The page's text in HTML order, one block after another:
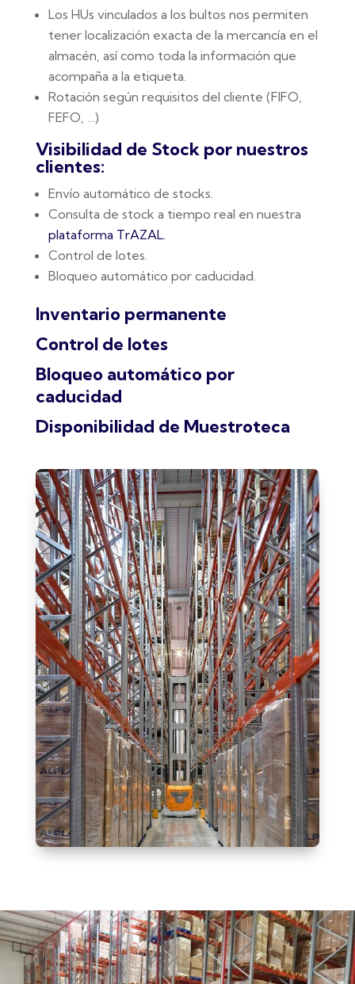
Los HUs vinculados a los bultos nos permiten
tener localización exacta de la mercancía en el
almacén, así como toda la información que
acompaña a la etiqueta.
Rotación según requisitos del cliente (FIFO,
FEFO, …)
Visibilidad de Stock por nuestros
clientes:
Envío automático de stocks.
Consulta de stock a tiempo real en nuestra
plataforma TrAZAL.
Control de lotes.
Bloqueo automático por caducidad.
Inventario permanente
Control de lotes
Bloqueo automático por
caducidad
Disponibilidad de Muestroteca